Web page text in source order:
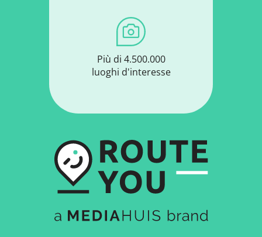
Più di 4.500.000
luoghi d'interesse